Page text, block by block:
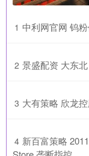
1 中利网官网 钨
2 景盛配资 大东
3 大有策略 欣龙
4 新百富策略